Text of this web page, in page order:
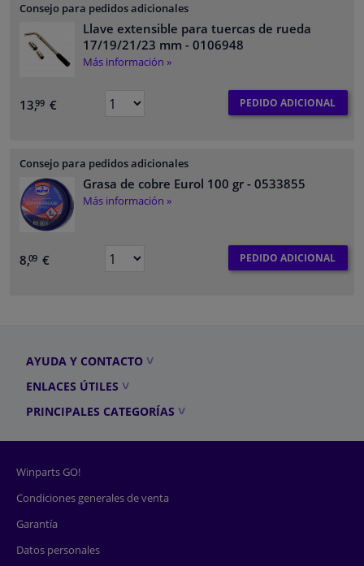
Consejo para pedidos adicionales
Llave extensible para tuercas de rueda
17/19/21/23 mm - 0106948
Más información »
13,99 € PEDIDO ADICIONAL
Consejo para pedidos adicionales
Grasa de cobre Eurol 100 gr - 0533855
Más información »
8,09 € PEDIDO ADICIONAL
AYUDA Y CONTACTO
ENLACES ÚTILES
PRINCIPALES CATEGORÍAS
Winparts GO!
Condiciones generales de venta
Garantía
Datos personales